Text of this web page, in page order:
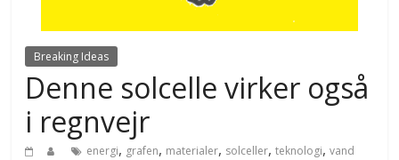
Breaking Ideas
Denne solcelle virker også
i regnvejr
energi, grafen, materialer, solceller,teknologi,vand